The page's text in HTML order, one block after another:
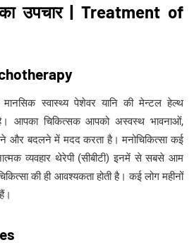
उपचार | Treatment of
मानसिक स्वास्थ्य पेशेवर यानि की मेन्टल हेल्थ
आपका चिकित्सक आपको अस्वस्थ भावनाओं,
और बदलने में मदद करता है। मनोचिकित्सा कई
व्यवहार थेरेपी (सीबीटी) इनमें से सबसे आम
की ही आवश्यकता होती है। कई लोग महीनों